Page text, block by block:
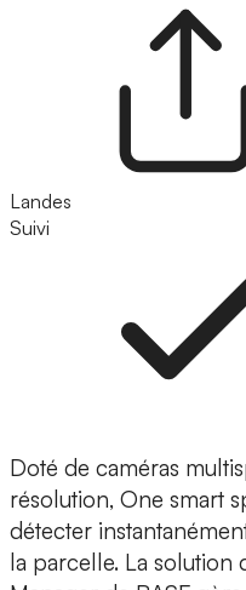
Landes
Suivi
Doté de caméras
résolution, One smart
détecter
la parcelle. La solution